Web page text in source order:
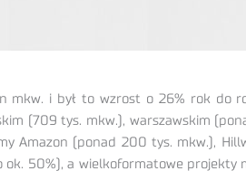
mkw. i był to wzrost o 26% rok do
(709 tys. mkw.), warszawskim
Amazon (ponad 200 tys. mkw.),
50%), a wielkoformatowe projekty